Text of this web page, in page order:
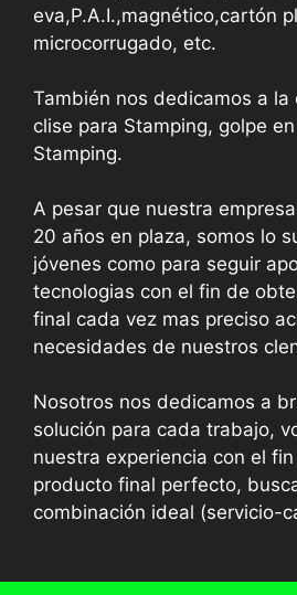
eva,P.A.I.,magnético,cartón
microcorrugado, etc.
También nos dedicamos a la
clise para Stamping, golpe
Stamping.
A pesar que nuestra
20 años en plaza, somos lo
jóvenes como para seguir
tecnologias con el fin de
final cada vez mas preciso
necesidades de nuestros
Nosotros nos dedicamos a
solución para cada trabajo,
nuestra experiencia con el
producto final perfecto,
combinación ideal (servicio-